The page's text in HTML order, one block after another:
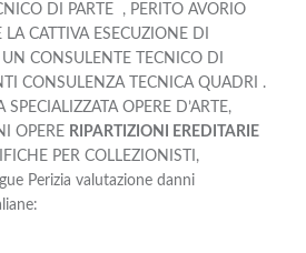
DI PARTE , PERITO AVORIO
CATTIVA ESECUZIONE DI
CONSULENTE TECNICO DI
CONSULENZA TECNICA QUADRI .
OPERE D’ARTE,
OPERE RIPARTIZIONI EREDITARIE
PER COLLEZIONISTI,
Perizia valutazione danni